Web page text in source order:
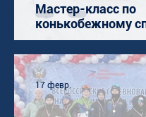
Мастер-класс по
конькобежному
17 февр.